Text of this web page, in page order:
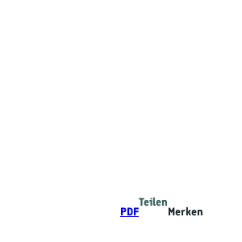
PDF
Teilen
Merken